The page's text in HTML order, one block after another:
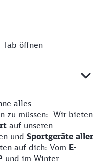
öffnen
alles
zu müssen: Wir bieten
auf unseren
und Sportgeräte aller
auf dich: Vom E-
und im Winter